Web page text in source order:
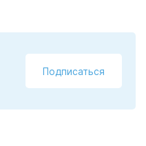
Подписаться